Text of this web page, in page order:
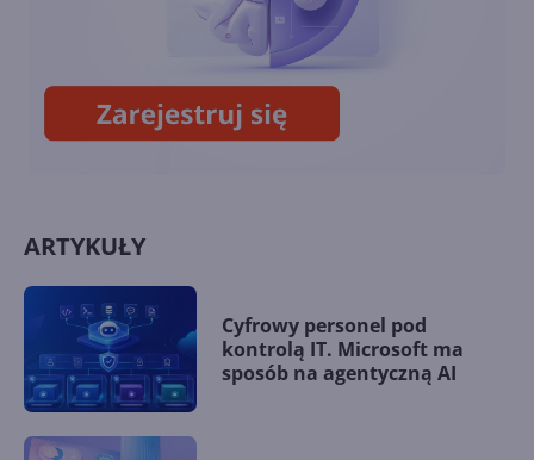
Październikowa aktualizacja
opcjonalna Windows 10 22H2
(build 19045.5073)
ARTYKUŁY
Cyfrowy personel pod
kontrolą IT. Microsoft ma
sposób na agentyczną AI